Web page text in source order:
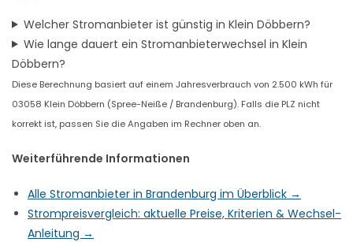
Welcher Stromanbieter ist günstig in Klein Döbbern?
Wie lange dauert ein Stromanbieterwechsel in Klein
Döbbern?
Diese Berechnung basiert auf einem Jahresverbrauch von 2.500 kWh für
03058 Klein Döbbern (Spree-Neiße / Brandenburg). Falls die PLZ nicht
korrekt ist, passen Sie die Angaben im Rechner oben an.
Weiterführende Informationen
Alle Stromanbieter in Brandenburg im Überblick →
Strompreisvergleich: aktuelle Preise, Kriterien & Wechsel-
Anleitung →